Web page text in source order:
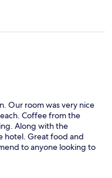
Our room was very nice
Coffee from the
Along with the
hotel. Great food and
to anyone looking to